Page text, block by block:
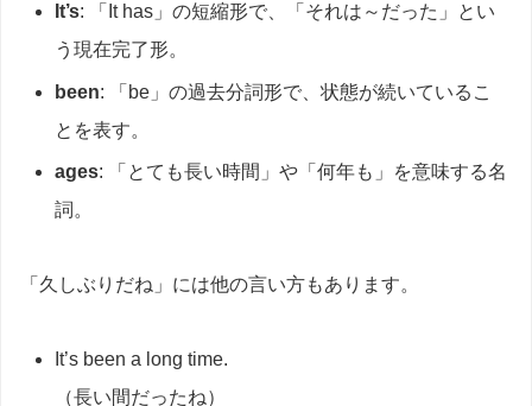
It’s: 「It has」の短縮形で、「それは～だった」とい
う現在完了形。
been: 「be」の過去分詞形で、状態が続いているこ
とを表す。
ages: 「とても長い時間」や「何年も」を意味する名
詞。
「久しぶりだね」には他の言い方もあります。
It’s been a long time.
（長い間だったね）